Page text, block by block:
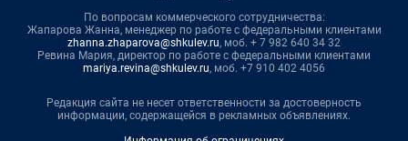
По вопросам коммерческого сотрудничества:
Жапарова Жанна, менеджер по работе с федеральными клиентами
zhanna.zhaparova@shkulev.ru, моб. + 7 982 640 34 32
Ревина Мария, директор по работе с федеральными клиентами
mariya.revina@shkulev.ru, моб. +7 910 402 4056
Редакция сайта не несет ответственности за достоверность
информации, содержащейся в рекламных объявлениях.